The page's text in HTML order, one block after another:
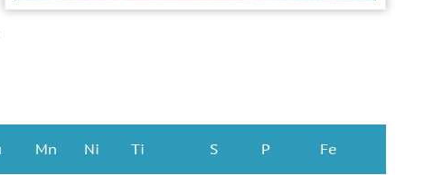
Mn Ni Ti S P Fe